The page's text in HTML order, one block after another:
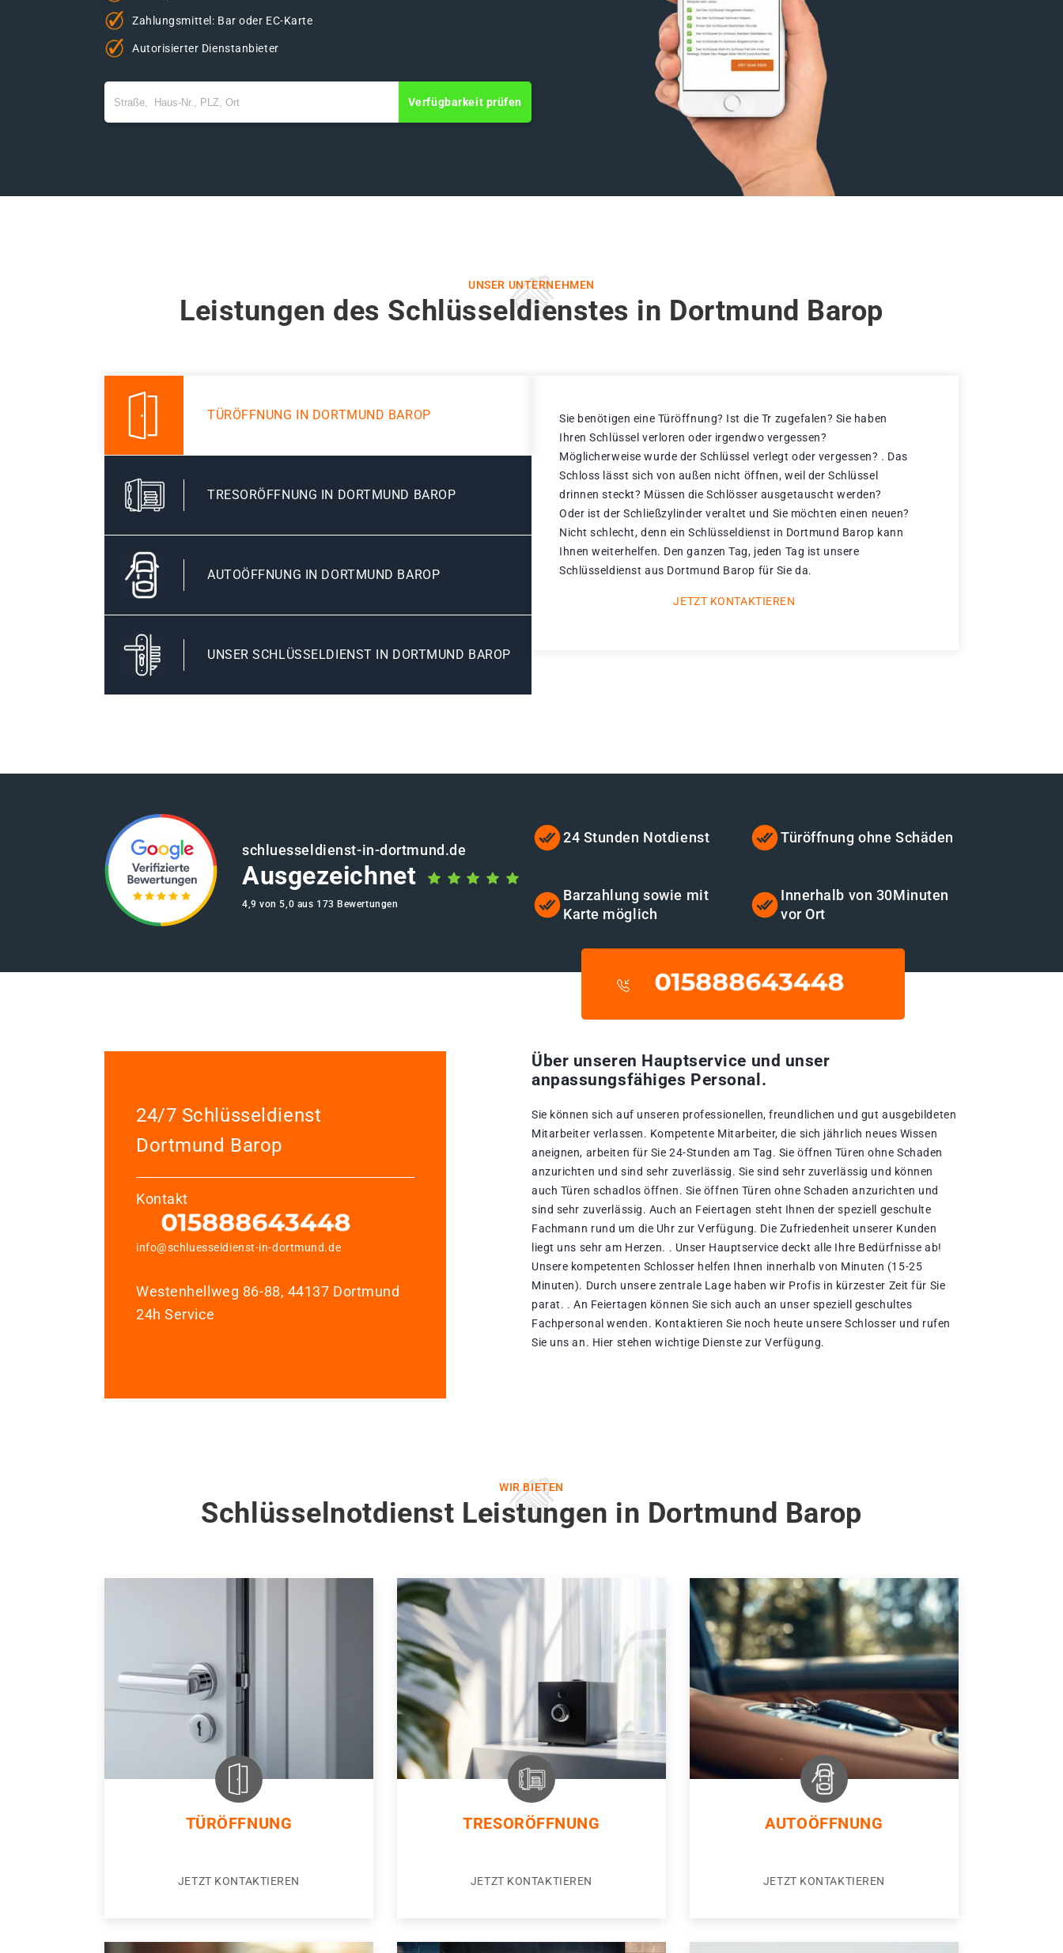
Zahlungsmittel: Bar oder EC-Karte
Autorisierter Dienstanbieter
Verfügbarkeit prüfen
UNSER UNTERNEHMEN
Leistungen des Schlüsseldienstes in Dortmund Barop
TÜRÖFFNUNG IN DORTMUND BAROP
TRESORÖFFNUNG IN DORTMUND BAROP
AUTOÖFFNUNG IN DORTMUND BAROP
UNSER SCHLÜSSELDIENST IN DORTMUND BAROP
Sie benötigen eine Türöffnung? Ist die Tr zugefalen? Sie haben
Ihren Schlüssel verloren oder irgendwo vergessen?
Möglicherweise wurde der Schlüssel verlegt oder vergessen? . Das
Schloss lässt sich von außen nicht öffnen, weil der Schlüssel
drinnen steckt? Müssen die Schlösser ausgetauscht werden?
Oder ist der Schließzylinder veraltet und Sie möchten einen neuen?
Nicht schlecht, denn ein Schlüsseldienst in Dortmund Barop kann
Ihnen weiterhelfen. Den ganzen Tag, jeden Tag ist unsere
Schlüsseldienst aus Dortmund Barop für Sie da.
JETZT KONTAKTIEREN
schluesseldienst-in-dortmund.de
Ausgezeichnet
4,9 von 5,0 aus 173 Bewertungen
24 Stunden Notdienst Türöffnung ohne Schäden
Barzahlung sowie mit
Karte möglich
Innerhalb von 30Minuten
vor Ort
24/7 Schlüsseldienst
Dortmund Barop
Kontakt
info@schluesseldienst-in-dortmund.de
Westenhellweg 86-88, 44137 Dortmund
24h Service
Über unseren Hauptservice und unser
anpassungsfähiges Personal.
Sie können sich auf unseren professionellen, freundlichen und gut ausgebildeten
Mitarbeiter verlassen. Kompetente Mitarbeiter, die sich jährlich neues Wissen
aneignen, arbeiten für Sie 24-Stunden am Tag. Sie öffnen Türen ohne Schaden
anzurichten und sind sehr zuverlässig. Sie sind sehr zuverlässig und können
auch Türen schadlos öffnen. Sie öffnen Türen ohne Schaden anzurichten und
sind sehr zuverlässig. Auch an Feiertagen steht Ihnen der speziell geschulte
Fachmann rund um die Uhr zur Verfügung. Die Zufriedenheit unserer Kunden
liegt uns sehr am Herzen. . Unser Hauptservice deckt alle Ihre Bedürfnisse ab!
Unsere kompetenten Schlosser helfen Ihnen innerhalb von Minuten (15-25
Minuten). Durch unsere zentrale Lage haben wir Profis in kürzester Zeit für Sie
parat. . An Feiertagen können Sie sich auch an unser speziell geschultes
Fachpersonal wenden. Kontaktieren Sie noch heute unsere Schlosser und rufen
Sie uns an. Hier stehen wichtige Dienste zur Verfügung.
WIR BIETEN
Schlüsselnotdienst Leistungen in Dortmund Barop
TÜRÖFFNUNG
JETZT KONTAKTIEREN
TRESORÖFFNUNG
JETZT KONTAKTIEREN
AUTOÖFFNUNG
JETZT KONTAKTIEREN